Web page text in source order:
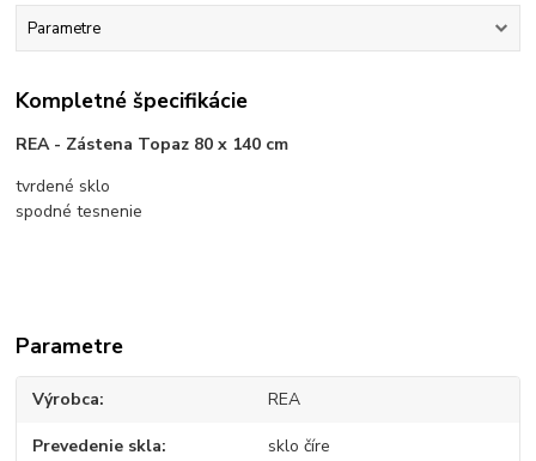
Parametre
Kompletné špecifikácie
REA - Zástena Topaz 80 x 140 cm
tvrdené sklo
spodné tesnenie
Parametre
Výrobca REA
Prevedenie skla sklo číre